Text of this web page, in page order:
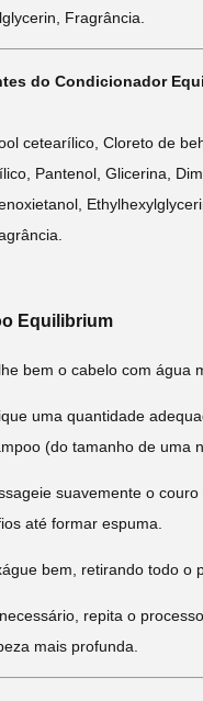
Fragrância.
do Condicionador
cetearílico, Cloreto de
Pantenol, Glicerina,
Equilibrium
bem o cabelo com água
uma quantidade
(do tamanho de uma
suavemente o
até formar espuma.
bem, retirando todo o
repita o
mais profunda.